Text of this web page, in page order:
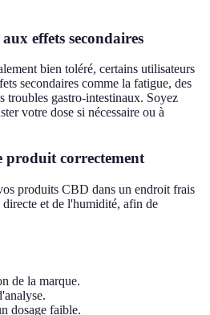
effets secondaires
bien toléré, certains utilisateurs
secondaires comme la fatigue, des
troubles gastro-intestinaux. Soyez
votre dose si nécessaire ou à
produit correctement
produits CBD dans un endroit frais
et de l'humidité, afin de
de la marque.
dosage faible.